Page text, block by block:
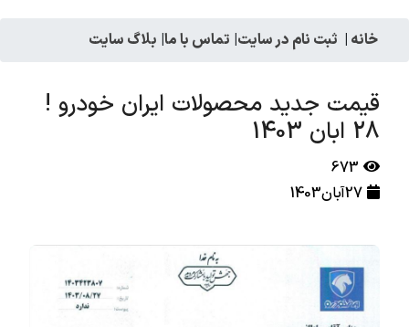
خانه | ثبت نام در سایت| تماس با ما| بلاگ سایت
قیمت جدید محصولات ایران خودرو !
28 ابان 1403
673
27آبان1403